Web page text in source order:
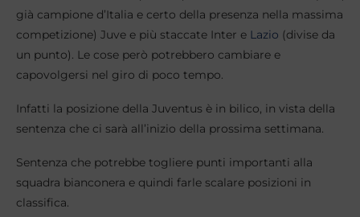
già campione d’Italia e certo della presenza nella massima
competizione) Juve e più staccate Inter e Lazio (divise da
un punto). Le cose però potrebbero cambiare e
capovolgersi nel giro di poco tempo.
Infatti la posizione della Juventus è in bilico, in vista della
sentenza che ci sarà all’inizio della prossima settimana.
Sentenza che potrebbe togliere punti importanti alla
squadra bianconera e quindi farle scalare posizioni in
classifica.